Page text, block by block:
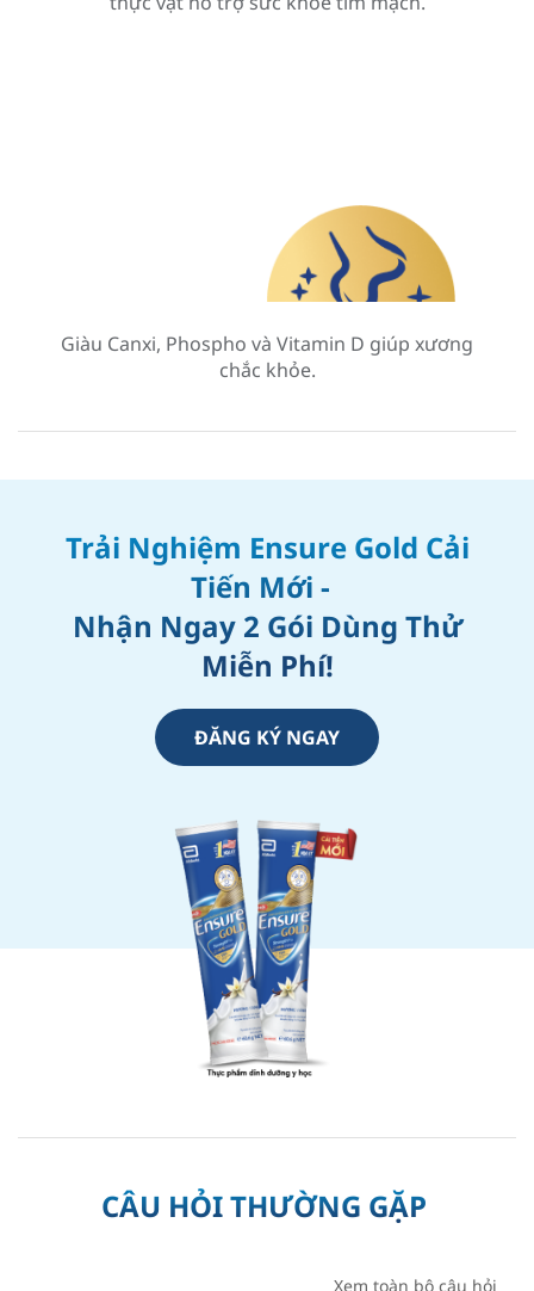
Giàu Canxi, Phospho và Vitamin D giúp xương
chắc khỏe.
Trải Nghiệm Ensure Gold Cải
Tiến Mới -
Nhận Ngay 2 Gói Dùng Thử
Miễn Phí!​
ĐĂNG KÝ NGAY
CÂU HỎI THƯỜNG GẶP
Xem toàn bộ câu hỏi